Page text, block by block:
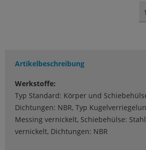
Artikelbeschreibung
Werkstoffe:
Typ Standard: Körper und
Dichtungen: NBR, Typ
Messing vernickelt, Schiebehülse:
vernickelt, Dichtungen: NBR